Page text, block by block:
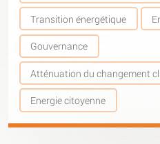
Transition énergétique
Gouvernance
Atténuation du changement
Energie citoyenne